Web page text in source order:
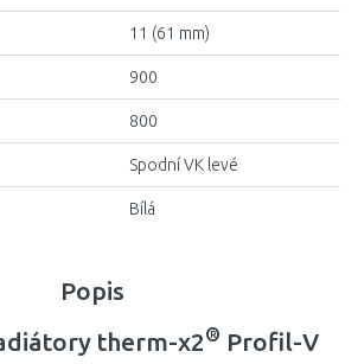
Popis
therm-x2® Profil-V
11 (61 mm)
900
800
Spodní VK levé
Bílá